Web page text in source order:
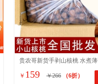
贵农哥新货手剥山核桃 水煮
桃散装干果坚果炒货零食
￥ 159 ￥266 （6折）